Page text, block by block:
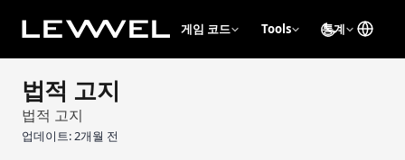
게임 코드 Tools 통계
법적 고지
법적 고지
업데이트:2개월 전